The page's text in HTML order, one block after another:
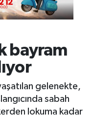
bayram
gelenekte,
sabah
lokuma kadar
Fikstür